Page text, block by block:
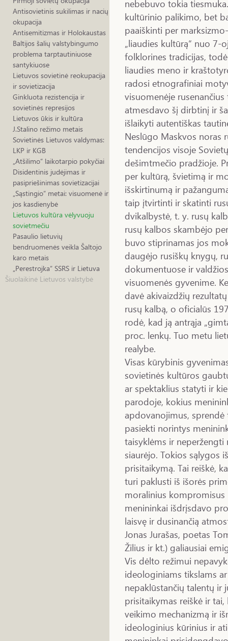
Antisovietinis sukilimas ir nacių
okupacija
Antisemitizmas ir Holokaustas
Baltijos šalių valstybingumo
problema tarptautiniuose
santykiuose
Lietuvos sovietinė reokupacija
ir sovietizacija
Ginkluota rezistencija ir
sovietinės represijos
Lietuvos ūkis ir kultūra
J.Stalino režimo metais
Sovietinės Lietuvos valdymas:
LKP ir KGB
„Atšilimo“ laikotarpio pokyčiai
Disidentinis judėjimas ir
pasipriešinimas sovietizacijai
„Sąstingio“ metai: visuomenė ir
jos kasdienybė
Lietuvos kultūra vėlyvuoju
sovietmečiu
Pasaulio lietuvių
bendruomenės veikla Šaltojo
karo metais
„Perestrojka“ SSRS ir Lietuva
Šiuolaikinė Lietuvos valstybė
nebebuvo tokia
kultūrinio palikimo, bet
paaiškinti per
„liaudies kultūrą“ nuo
folklorines tradicijas,
liaudies meno ir
radosi etnografiniai
visuomenėje
atmesdavo šį dirbtinį ir
išlaikyti autentiškas
Neslūgo Maskvos noras
tendencijos visoje
dešimtmečio pradžioje.
per kultūrą, švietimą ir
išskirtinumą ir
taip įtvirtinti ir skatinti
dvikalbystė, t. y. rusų
rusų kalbos skambėjo
buvo stiprinamas jos
daugėjo rusiškų knygų,
dokumentuose ir
visuomenės gyvenime.
davė akivaizdžių
rusų kalbą, o oficialūs
rodė, kad ją antrąja
proc. lenkų. Tuo metu
realybe.
Visas kūrybinis
sovietinės kultūros
ar spektaklius statyti ir
parodoje, kokius
apdovanojimus,
pasiekti norintys
taisyklėms ir
siaurėjo. Tokios sąlygos
prisitaikymą. Tai reiškė,
turi paklusti iš išorės
moralinius kompromisus
menininkai išdrįsdavo
laisvę ir dusinančią
Jonas Jurašas, poetas
Žilius ir kt.) galiausiai
Vis dėlto režimui
ideologiniams tikslams
nepaklūstančių talentų ir
prisitaikymas reiškė ir
veikimo mechanizmą ir
ideologinius kūrinius ir